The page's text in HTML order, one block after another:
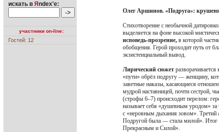
искать в Я ndex'е:
участники on-line:
Гостей: 12
Олег Аршинов. «Подруга»:
Стихотворение с необычной
выделяется на фоне высокой
исповедь-прозрение, в которой
обобщения. Герой проходит путь от
экзистенциальный вывод.
Лирический сюжет
«пути» обрёл подругу — женщину,
заветные наказы, касающиеся
мудрой наставницей, почти сестрой,
(строфы 6–7) происходит перелом:
называет себя «душевным уродом» за
с «неровным дыхания зовом». Третий
Подругой была — стала милой».
Прекрасным и Силой».